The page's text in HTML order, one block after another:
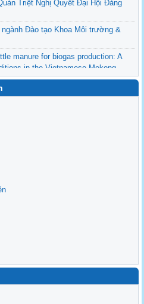
Triệt Nghị Quyết Đại Hội Đảng
Đào tạo Khoa Môi trường &
manure for biogas production: A
in the Vietnamese Mekong
farming systems in the Vietnamese
2026
năm 2024